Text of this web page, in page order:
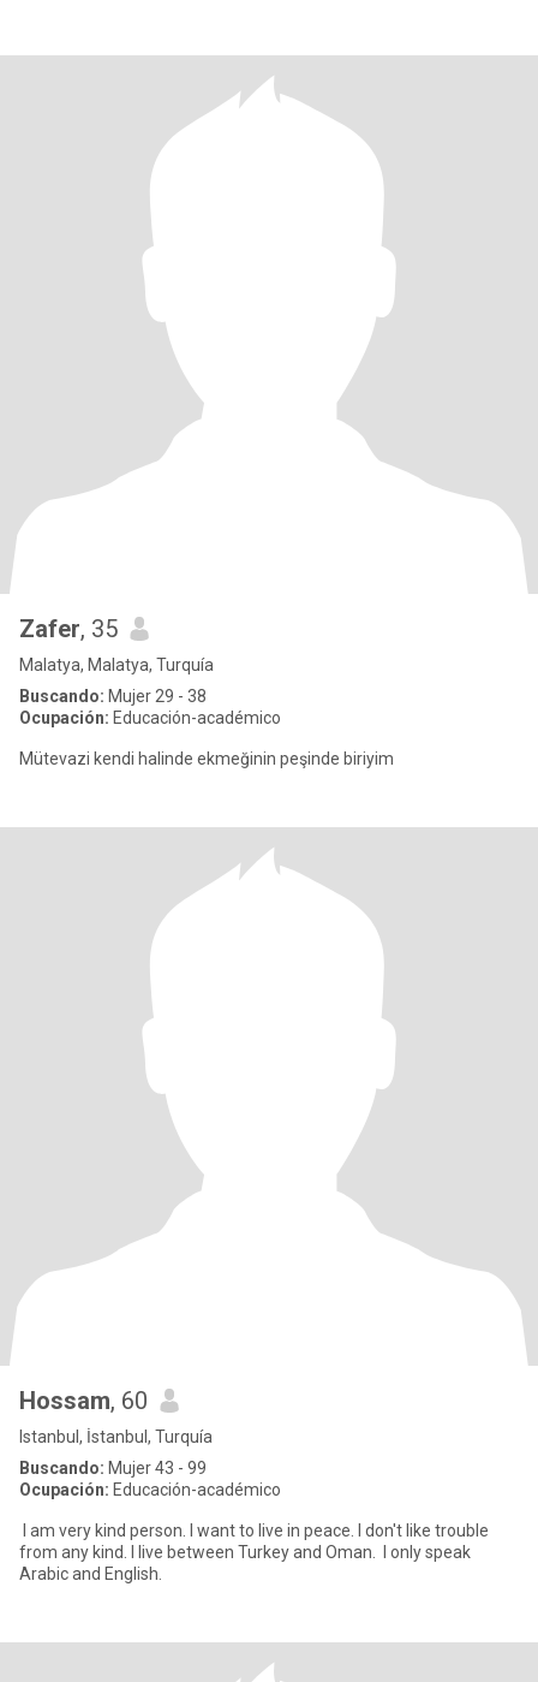
Zafer, 35
Malatya, Malatya, Turquía
Buscando: Mujer 29 - 38
Ocupación: Educación-académico
Mütevazi kendi halinde ekmeğinin peşinde biriyim
Hossam, 60
Istanbul, İstanbul, Turquía
Buscando: Mujer 43 - 99
Ocupación: Educación-académico
I am very kind person. I want to live in peace. I don't like trouble
from any kind. I live between Turkey and Oman. I only speak
Arabic and English.